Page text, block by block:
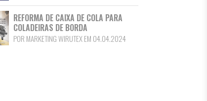
REFORMA DE CAIXA DE COLA PARA
COLADEIRAS DE BORDA
POR MARKETING WIRUTEX EM 04.04.2024